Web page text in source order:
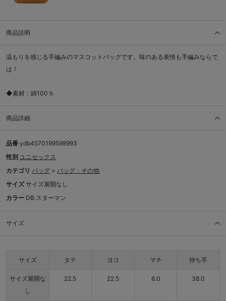
商品説明
温もりを感じる手編みのマスコットバッグです。味のある表情も手編みならで
は！
◆素材：綿100％
商品詳細
品番 ydb4570199598993
性別 ユニセックス
カテゴリ バッグ > バッグ：その他
サイズ サイズ展開なし
カラー DB.スターマン
サイズ
サイズ タテ ヨコ マチ 持ち手
サイズ展開な
し
22.5 22.5 6.0 38.0